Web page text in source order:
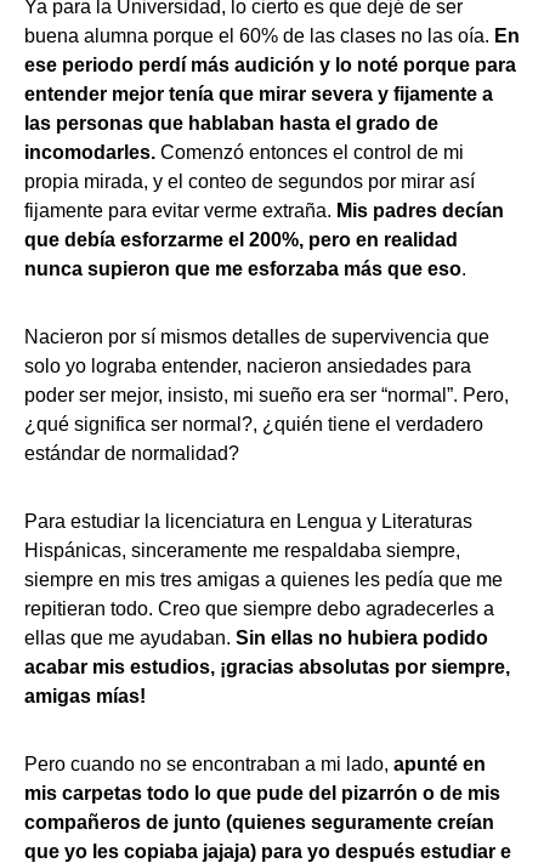
Ya para la Universidad, lo cierto es que dejé de ser
buena alumna porque el 60% de las clases no las oía. En
ese periodo perdí más audición y lo noté porque para
entender mejor tenía que mirar severa y fijamente a
las personas que hablaban hasta el grado de
incomodarles. Comenzó entonces el control de mi
propia mirada, y el conteo de segundos por mirar así
fijamente para evitar verme extraña. Mis padres decían
que debía esforzarme el 200%, pero en realidad
nunca supieron que me esforzaba más que eso.
Nacieron por sí mismos detalles de supervivencia que
solo yo lograba entender, nacieron ansiedades para
poder ser mejor, insisto, mi sueño era ser “normal”. Pero,
¿qué significa ser normal?, ¿quién tiene el verdadero
estándar de normalidad?
Para estudiar la licenciatura en Lengua y Literaturas
Hispánicas, sinceramente me respaldaba siempre,
siempre en mis tres amigas a quienes les pedía que me
repitieran todo. Creo que siempre debo agradecerles a
ellas que me ayudaban. Sin ellas no hubiera podido
acabar mis estudios, ¡gracias absolutas por siempre,
amigas mías!
Pero cuando no se encontraban a mi lado, apunté en
mis carpetas todo lo que pude del pizarrón o de mis
compañeros de junto (quienes seguramente creían
que yo les copiaba jajaja) para yo después estudiar e